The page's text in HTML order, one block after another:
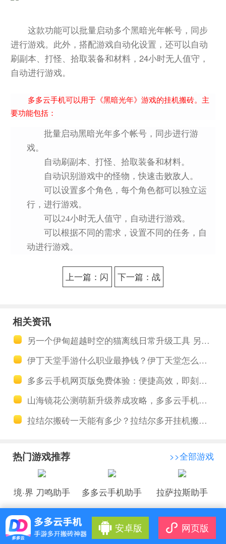
这款功能可以批量启动多个黑暗光年帐号，同步
进行游戏。此外，搭配游戏自动化设置，还可以自动
刷副本、打怪、拾取装备和材料，24小时无人值守，
自动进行游戏。
多多云手机可以用于《黑暗光年》游戏的挂机搬砖。主
要功能包括：
批量启动黑暗光年多个帐号，同步进行游
戏。
自动刷副本、打怪、拾取装备和材料。
自动识别游戏中的怪物，快速击败敌人。
可以设置多个角色，每个角色都可以独立运
行，进行游戏。
可以24小时无人值守，自动进行游戏。
可以根据不同的需求，设置不同的任务，自
动进行游戏。
上一篇：闪
常
下一篇：战
管攻略
相关资讯
另一个伊甸超越时空的猫离线日常升级工具 另一个伊甸超越时空的猫强角色推荐介绍
伊丁天堂手游什么职业最挣钱？伊丁天堂怎么开小号搬砖教程
多多云手机网页版免费体验：便捷高效，即刻畅享
山海镜花公测萌新升级养成攻略，多多云手机托管日常任务副本
拉结尔搬砖一天能有多少？拉结尔多开挂机搬砖技巧盘点
热门游戏推荐 >>全部游戏
境·界 刀鸣助手 多多云手机助手 拉萨拉斯助手
安卓版 网页版